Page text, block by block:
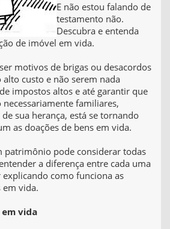
E não estou falando de
testamento não.
Descubra e entenda
de imóvel em vida.
motivos de brigas ou desacordos
custo e não serem nada
impostos altos e até garantir que
necessariamente familiares,
sua herança, está se tornando
as doações de bens em vida.
patrimônio pode considerar todas
a diferença entre cada uma
explicando como funciona as
em vida.
vida